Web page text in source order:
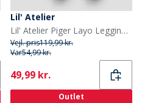
Lil' Atelier
Lil' Atelier Piger Layo Leggings Coconut Milk
Vejl. pris119,99 kr.
Var54,99 kr.
Current
49,99 kr.
Outlet